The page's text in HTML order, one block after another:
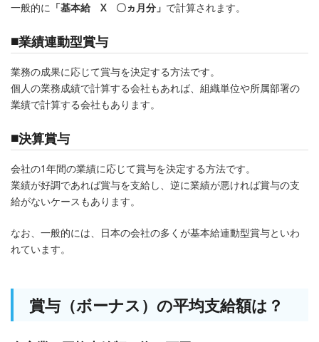
一般的に 「基本給 X 〇ヵ月分」 で計算されます。
■業績連動型賞与
業務の成果に応じて賞与を決定する方法です。
個人の業務成績で計算する会社もあれば、組織単位や所属部署の
業績で計算する会社もあります。
■決算賞与
会社の1年間の業績に応じて賞与を決定する方法です。
業績が好調であれば賞与を支給し、逆に業績が悪ければ賞与の支
給がないケースもあります。
なお、一般的には、日本の会社の多くが基本給連動型賞与といわ
れています。
賞与（ボーナス）の平均支給額は？